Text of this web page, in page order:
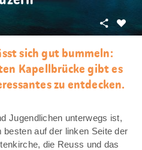
Teilen
sich gut bummeln:
Kapellbrücke gibt es
zu entdecken.
Jugendlichen unterwegs ist,
besten auf der linken Seite der
die Reuss und das